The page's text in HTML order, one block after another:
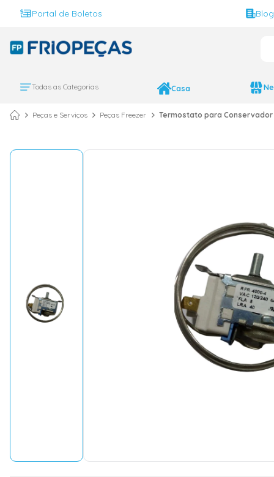
Portal de Boletos Blog
Todas as Categorias Casa
Peças e Serviços Peças Freezer Termostato para Conservador
ar condicionado
9º bebedouro
10º